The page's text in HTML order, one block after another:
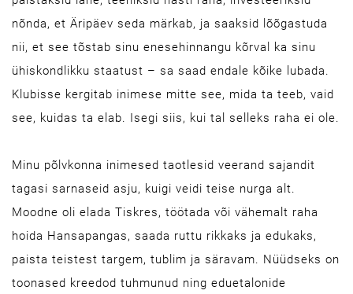
nõnda, et Äripäev seda märkab, ja saaksid lõõgastuda
nii, et see tõstab sinu enesehinnangu kõrval ka sinu
ühiskondlikku staatust – sa saad endale kõike lubada.
Klubisse kergitab inimese mitte see, mida ta teeb, vaid
see, kuidas ta elab. Isegi siis, kui tal selleks raha ei ole.
Minu põlvkonna inimesed taotlesid veerand sajandit
tagasi sarnaseid asju, kuigi veidi teise nurga alt.
Moodne oli elada Tiskres, töötada või vähemalt raha
hoida Hansapangas, saada ruttu rikkaks ja edukaks,
paista teistest targem, tublim ja säravam. Nüüdseks on
toonased kreedod tuhmunud ning eduetalonide